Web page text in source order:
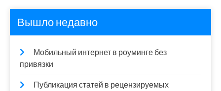
Вышло недавно
Мобильный интернет в роуминге без
привязки
Публикация статей в рецензируемых